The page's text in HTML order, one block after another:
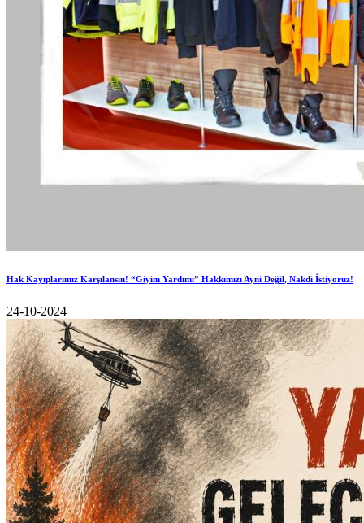
Hak Kayıplarımız Karşılansın! “Giyim Yardımı” Hakkımızı Ayni Değil, Nakdi İstiyoruz!
24-10-2024